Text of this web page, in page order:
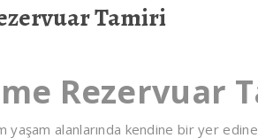
Tamiri
Rezervuar
yaşam alanlarında kendine bir yer